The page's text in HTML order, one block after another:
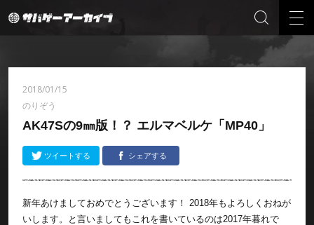
2018/01/15
のりぞう
AK47Sの9㎜版！？ エルマベルケ「MP40」
ツイートする シェアする
新年あけましておめでとうございます！ 2018年もよろしくおねが
いします。と言いましてもこれを書いているのは2017年暮れで